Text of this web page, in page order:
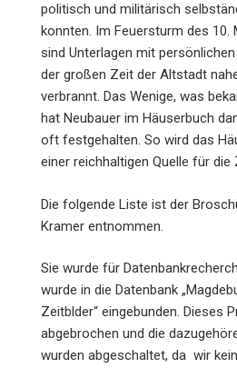
politisch und militärisch
konnten. Im Feuersturm des 10.
sind Unterlagen mit
der großen Zeit der Altstadt
verbrannt. Das Wenige, was
hat Neubauer im Häuserbuch
oft festgehalten. So wird das
einer reichhaltigen Quelle für die
Die folgende Liste ist der
Kramer entnommen.
Sie wurde für
wurde in die Datenbank
Zeitblder“ eingebunden. Dieses
abgebrochen und die
wurden abgeschaltet, da wir